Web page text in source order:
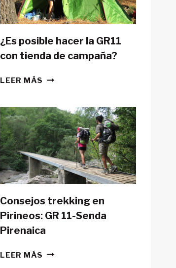
¿Es posible hacer la GR11
con tienda de campaña?
LEER MÁS ¿ES
LA
GR11
CON
TIENDA
DE
CAMPAÑA?
Consejos trekking en
Pirineos: GR 11-Senda
Pirenaica
LEER MÁS CONSEJOS